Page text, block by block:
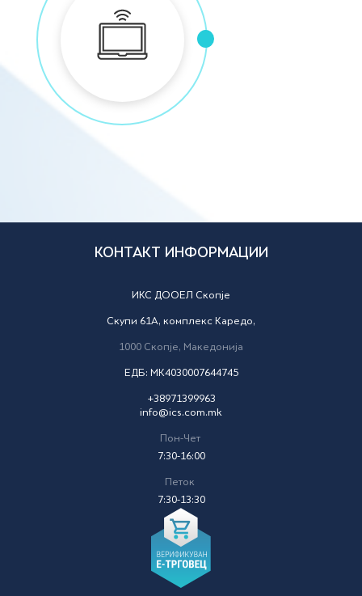
КОНТАКТ ИНФОРМАЦИИ
ИКС ДООЕЛ Скопје
Скупи 61А, комплекс Каредо,
1000 Скопје, Македонија
ЕДБ: MK4030007644745
+38971399963
info@ics.com.mk
Пон-Чет
7:30-16:00
Петок
7:30-13:30